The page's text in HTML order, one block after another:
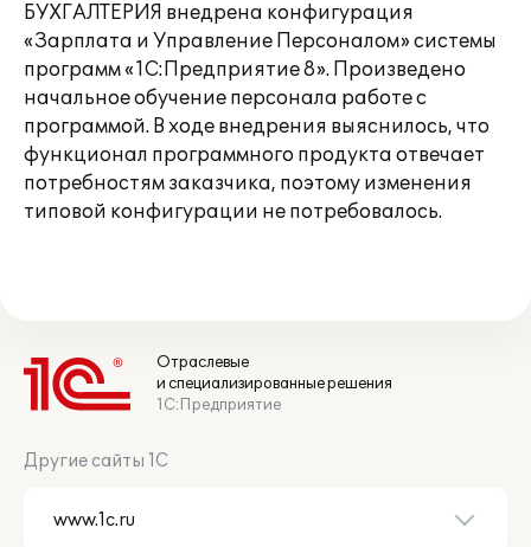
БУХГАЛТЕРИЯ внедрена конфигурация
«Зарплата и Управление Персоналом» системы
программ «1С:Предприятие 8». Произведено
начальное обучение персонала работе с
программой. В ходе внедрения выяснилось, что
функционал программного продукта отвечает
потребностям заказчика, поэтому изменения
типовой конфигурации не потребовалось.
Отраслевые
и специализированные решения
1С:Предприятие
Другие сайты 1С